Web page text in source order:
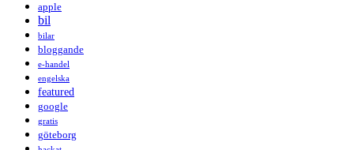
apple
bil
bilar
bloggande
e-handel
engelska
featured
google
gratis
göteborg